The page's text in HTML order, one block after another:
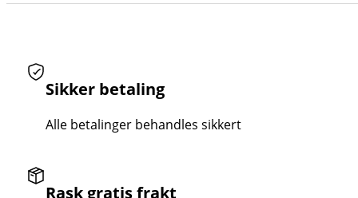
Sikker betaling
Alle betalinger behandles sikkert
Rask gratis frakt